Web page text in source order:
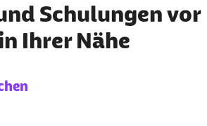
Schulungen vor
Ihrer Nähe